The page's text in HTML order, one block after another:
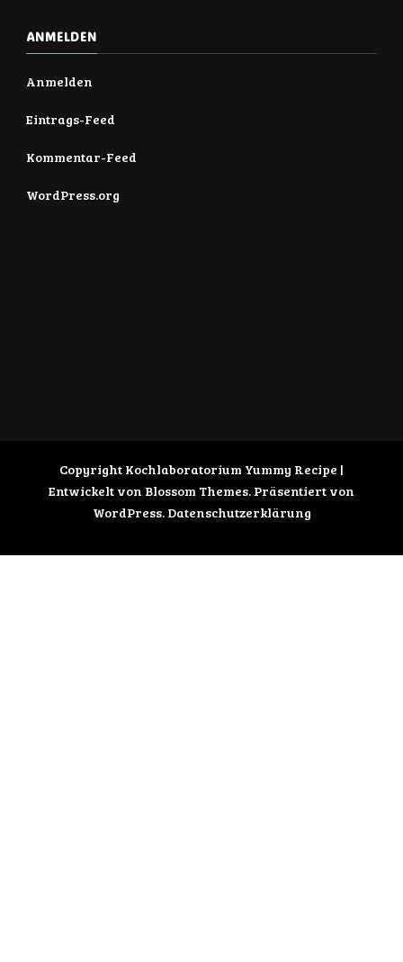
ANMELDEN
Anmelden
Eintrags-Feed
Kommentar-Feed
WordPress.org
Copyright Kochlaboratorium Yummy Recipe |
Entwickelt von Blossom Themes. Präsentiert von
WordPress. Datenschutzerklärung